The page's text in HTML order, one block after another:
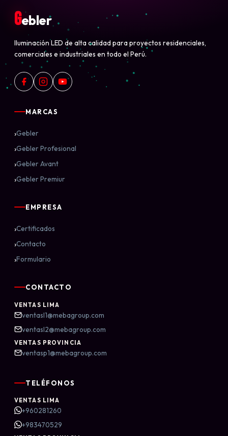
Gebler
Iluminación LED de alta calidad para proyectos residenciales,
comerciales e industriales en todo el Perú.
MARCAS
›Gebler
›Gebler Profesional
›Gebler Avant
›Gebler Premiur
EMPRESA
›Certificados
›Contacto
›Formulario
CONTACTO
VENTAS LIMA
ventasl1@mebagroup.com
ventasl2@mebagroup.com
VENTAS PROVINCIA
ventasp1@mebagroup.com
TELÉFONOS
VENTAS LIMA
+960281260
+983470529